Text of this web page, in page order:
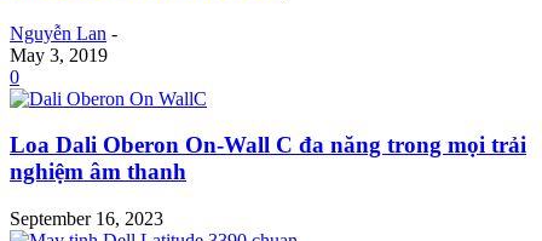
Nguyễn Lan -
May 3, 2019
0
Loa Dali Oberon On-Wall C đa năng trong mọi trải
nghiệm âm thanh
September 16, 2023